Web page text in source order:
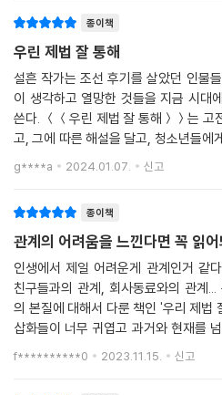
여전히 유효하다.
진짜 소통은 자신과 먼저 통하는 데서 시
사람들은 왜 나를 알아주지 않을까? 나
떡하면 될까? 낮은 자아 존중감이나 열
잘 못 풀어서 엉망이 되는 경우도 많다.
삼아 보는 건 어떨까? 이덕무는 박학다
세상에 대한 울분이 없었을 리가 없지만,
“누구와 이야기를 나누어야 할까? 시험
었다. 내 귀가 들어 주었다. 내 손으로 직
무슨 소리냐고? 나 자신을 친구로 삼은
있겠는가?” 정약용도 비슷한 말을 했다
오직 ‘나’밖엔 없다. … 천하 만물 중 목
다.” 그가 18년의 유배 생활에서도 피
와 같이 자신과의 소통을 놓지 않았기
종이책
우린 제법 잘 통해
설흔 작가는 조선 후기를 살았던 인물
이 생각하고 열망한 것들을 지금 시대
쓴다. ＜＜우린 제법 잘 통해＞＞는 고
고, 그에 따른 해설을 달고, 청소년들에
붙인다.진짜 우정, 내 마음이 유독 아
장 미련한 후회
g****a 2024.01.07. 신고
종이책
관계의 어려움을 느낀다면 꼭 읽
인생에서 제일 어려운게 관계인거 같
친구들과의 관계, 회사동료와의 관계...
의 본질에 대해서 다룬 책인 '우리 제법
삽화들이 너무 귀엽고 과거와 현재를
들어서 지루하지 않게 읽혀졌고, 다 읽
f**********0 2023.11.15. 신고